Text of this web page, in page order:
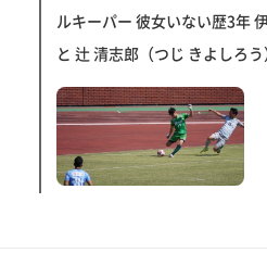
ルキーパー 彼女いない歴3年
と 辻 清志郎（つじ きよしろう